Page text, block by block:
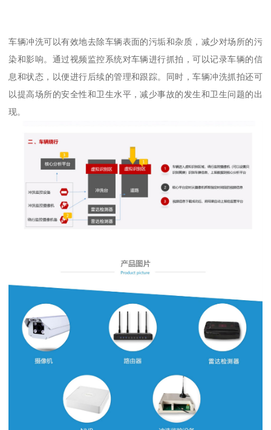
车辆冲洗可以有效地去除车辆表面的污垢和杂质，减少对场所的污
染和影响。通过视频监控系统对车辆进行抓拍，可以记录车辆的信
息和状态，以便进行后续的管理和跟踪。同时，车辆冲洗抓拍还可
以提高场所的安全性和卫生水平，减少事故的发生和卫生问题的出
现。